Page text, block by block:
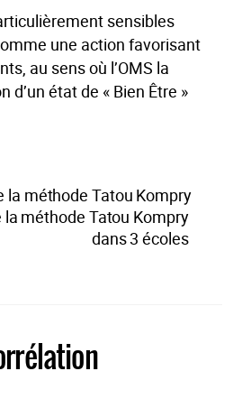
sensibles
une action favorisant
au sens où l’OMS la
d’un état de « Bien Être »
la méthode Tatou Kompry
méthode Tatou Kompry
dans 3 écoles